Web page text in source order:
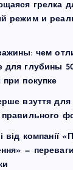
грелка
режим и
чем
для глубины
покупке
взуття
від компанії
—